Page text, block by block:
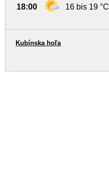
18:00 16 bis 19 °C
Kubínska hoľa